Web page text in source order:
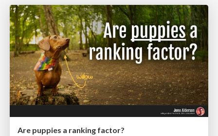
Are puppies a ranking factor?